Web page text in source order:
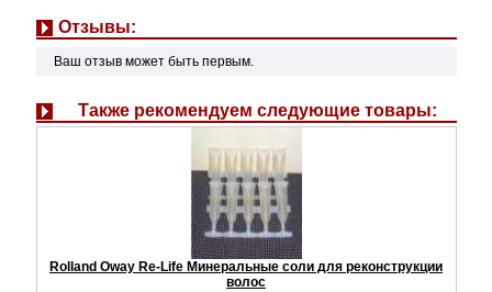
Отзывы:
Ваш отзыв может быть первым.
Также рекомендуем следующие товары:
Rolland Oway Re-Life Минеральные соли для реконструкции
волос